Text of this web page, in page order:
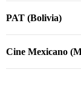
PAT (Bolivia)
Cine Mexicano